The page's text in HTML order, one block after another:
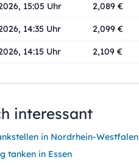
15:05 Uhr 2,089 €
14:35 Uhr 2,099 €
14:15 Uhr 2,109 €
interessant
in Nordrhein-Westfalen
tanken in Essen